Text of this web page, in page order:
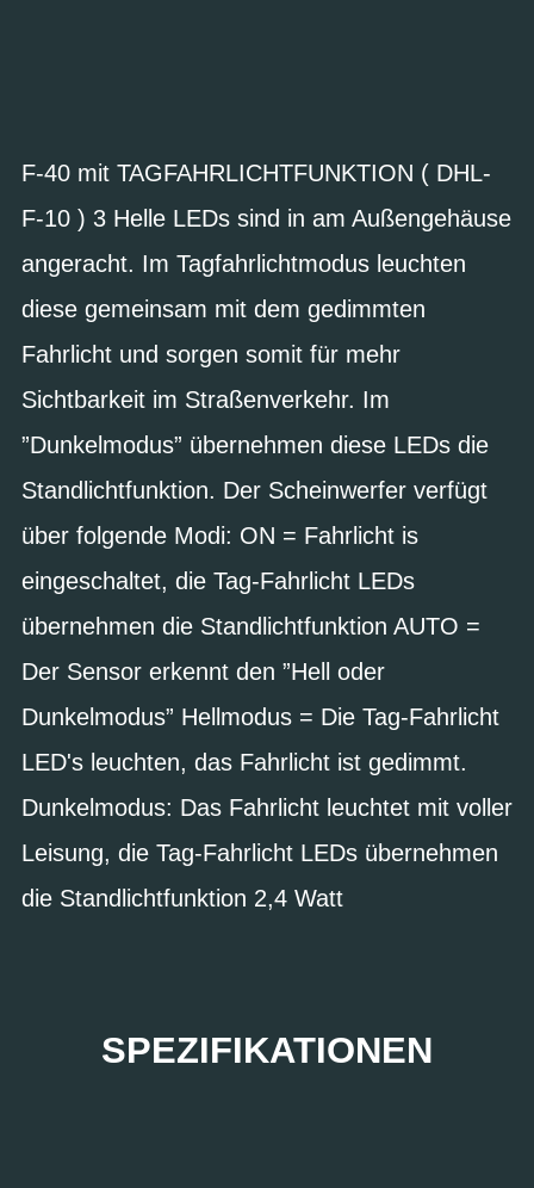
F-40 mit TAGFAHRLICHTFUNKTION ( DHL-
F-10 ) 3 Helle LEDs sind in am Außengehäuse
angeracht. Im Tagfahrlichtmodus leuchten
diese gemeinsam mit dem gedimmten
Fahrlicht und sorgen somit für mehr
Sichtbarkeit im Straßenverkehr. Im
”Dunkelmodus” übernehmen diese LEDs die
Standlichtfunktion. Der Scheinwerfer verfügt
über folgende Modi: ON = Fahrlicht is
eingeschaltet, die Tag-Fahrlicht LEDs
übernehmen die Standlichtfunktion AUTO =
Der Sensor erkennt den ”Hell oder
Dunkelmodus” Hellmodus = Die Tag-Fahrlicht
LED's leuchten, das Fahrlicht ist gedimmt.
Dunkelmodus: Das Fahrlicht leuchtet mit voller
Leisung, die Tag-Fahrlicht LEDs übernehmen
die Standlichtfunktion 2,4 Watt
SPEZIFIKATIONEN